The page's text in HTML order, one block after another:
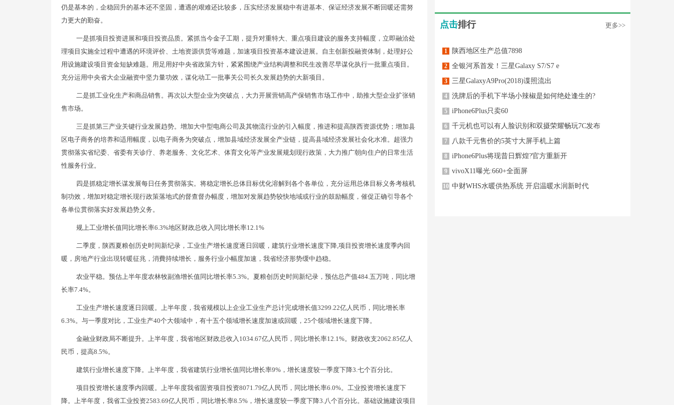
仍是基本的，企稳回升的基本还不坚固，遭遇的艰难还比较多，压实经济发展稳中有进基本、保证经济发展不断回暖还需努
力更大的勤奋。
一是抓项目投资进展和项目投资品质。紧抓当今金子工期，提升对重特大、重点项目建设的服务支持幅度，立即融洽处
理项目实施全过程中遭遇的环境评价、土地资源供货等难题，加速项目投资基本建设进展。自主创新投融资体制，处理好公
用设施建设项目资金短缺难题。用足用好中央省政策方针，紧紧围绕产业结构调整和民生改善尽早谋化执行一批重点项目。
充分运用中央省大企业融资中坚力量功效，谋化动工一批事关公司长久发展趋势的大新项目。
二是抓工业化生产和商品销售。再次以大型企业为突破点，大力开展营销高产保销售市场工作中，助推大型企业扩张销
售市场。
三是抓第三产业关键行业发展趋势。增加大中型电商公司及其物流行业的引入幅度，推进和提高陕西资源优势；增加县
区电子商务的培养和适用幅度，以电子商务为突破点，增加县域经济发展全产业链，提高县域经济发展社会化水准。超强力
贯彻落实省纪委、省委有关诊疗、养老服务、文化艺术、体育文化等产业发展规划现行政策，大力推广朝向住户的日常生活
性服务行业。
四是抓稳定增长谋发展每日任务贯彻落实。将稳定增长总体目标优化溶解到各个各单位，充分运用总体目标义务考核机
制功效，增加对稳定增长现行政策落地式的督查督办幅度，增加对发展趋势较快地域或行业的鼓励幅度，催促正确引导各个
各单位贯彻落实好发展趋势义务。
规上工业增长值同比增长率6.3%地区财政总收入同比增长率12.1%
二季度，陕西夏粮创历史时间新纪录，工业生产增长速度逐日回暖，建筑行业增长速度下降,项目投资增长速度季内回
暖，房地产行业出現转暖征兆，消費持续增长，服务行业小幅度加速，我省经济形势缓中趋稳。
农业平稳。预估上半年度农林牧副渔增长值同比增长率5.3%。夏粮创历史时间新纪录，预估总产值484.五万吨，同比增
长率7.4%。
工业生产增长速度逐日回暖。上半年度，我省规模以上企业工业生产总计完成增长值3299.22亿人民币，同比增长率
6.3%。与一季度对比，工业生产40个大领域中，有十五个领域增长速度加速或回暖，25个领域增长速度下降。
金融业财政局不断提升。上半年度，我省地区财政总收入1034.67亿人民币，同比增长率12.1%。财政收支2062.85亿人
民币，提高8.5%。
建筑行业增长速度下降。上半年度，我省建筑行业增长值同比增长率9%，增长速度较一季度下降3.七个百分比。
项目投资增长速度季内回暖。上半年度我省固资项目投资8071.79亿人民币，同比增长率6.0%。工业投资增长速度下
降。上半年度，我省工业投资2583.69亿人民币，同比增长率8.5%，增长速度较一季度下降3.八个百分比。基础设施建设项目
点击排行 更多>>
1 陕西地区生产总值7898
2 全银河系首发！三星Galaxy S7/S7 e
3 三星GalaxyA9Pro(2018)谍照流出
4 洗牌后的手机下半场小辣椒是如何绝处逢生的?
5 iPhone6Plus只卖60
6 千元机也可以有人脸识别和双摄荣耀畅玩7C发布
7 八款千元售价的5英寸大屏手机上篇
8 iPhone6Plus将现昔日辉煌?官方重新开
9 vivoX11曝光:660+全面屏
10 中财WHS水暖供热系统 开启温暖水润新时代